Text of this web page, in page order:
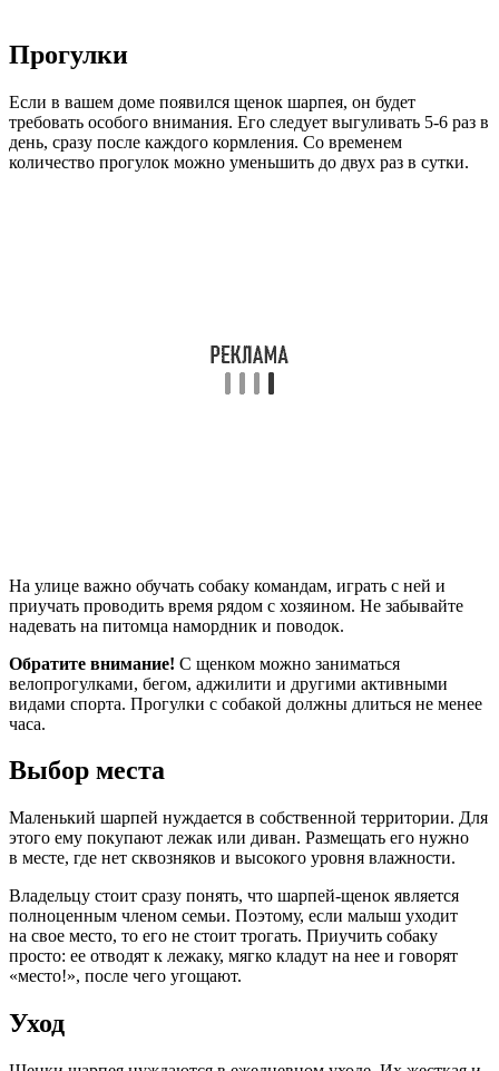
Прогулки
Если в вашем доме появился щенок шарпея, он будет
требовать особого внимания. Его следует выгуливать 5-6 раз в
день, сразу после каждого кормления. Со временем
количество прогулок можно уменьшить до двух раз в сутки.
На улице важно обучать собаку командам, играть с ней и
приучать проводить время рядом с хозяином. Не забывайте
надевать на питомца намордник и поводок.
Обратите внимание! С щенком можно заниматься
велопрогулками, бегом, аджилити и другими активными
видами спорта. Прогулки с собакой должны длиться не менее
часа.
Выбор места
Маленький шарпей нуждается в собственной территории. Для
этого ему покупают лежак или диван. Размещать его нужно
в месте, где нет сквозняков и высокого уровня влажности.
Владельцу стоит сразу понять, что шарпей-щенок является
полноценным членом семьи. Поэтому, если малыш уходит
на свое место, то его не стоит трогать. Приучить собаку
просто: ее отводят к лежаку, мягко кладут на нее и говорят
«место!», после чего угощают.
Уход